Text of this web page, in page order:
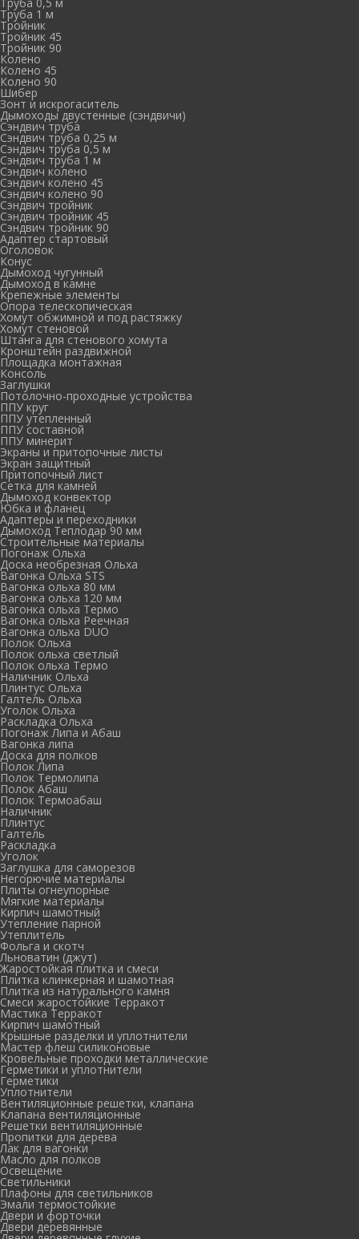
Труба 1 м
Тройник
Тройник 45
Тройник 90
Колено
Колено 45
Колено 90
Шибер
Зонт и искрогаситель
Дымоходы двустенные (сэндвичи)
Сэндвич труба
Сэндвич труба 0,25 м
Сэндвич труба 0,5 м
Сэндвич труба 1 м
Сэндвич колено
Сэндвич колено 45
Сэндвич колено 90
Сэндвич тройник
Сэндвич тройник 45
Сэндвич тройник 90
Адаптер стартовый
Оголовок
Конус
Дымоход чугунный
Дымоход в камне
Крепежные элементы
Опора телескопическая
Хомут обжимной и под растяжку
Хомут стеновой
Штанга для стенового хомута
Кронштейн раздвижной
Площадка монтажная
Консоль
Заглушки
Потолочно-проходные устройства
ППУ круг
ППУ утепленный
ППУ составной
ППУ минерит
Экраны и притопочные листы
Экран защитный
Притопочный лист
Сетка для камней
Дымоход конвектор
Юбка и фланец
Адаптеры и переходники
Дымоход Теплодар 90 мм
Cтроительные материалы
Погонаж Ольха
Доска необрезная Ольха
Вагонка Ольха STS
Вагонка ольха 80 мм
Вагонка ольха 120 мм
Вагонка ольха Термо
Вагонка ольха Реечная
Вагонка ольха DUO
Полок Ольха
Полок ольха светлый
Полок ольха Термо
Наличник Ольха
Плинтус Ольха
Галтель Ольха
Уголок Ольха
Раскладка Ольха
Погонаж Липа и Абаш
Вагонка липа
Доска для полков
Полок Липа
Полок Термолипа
Полок Абаш
Полок Термоабаш
Наличник
Плинтус
Галтель
Раскладка
Уголок
Заглушка для саморезов
Негорючие материалы
Плиты огнеупорные
Мягкие материалы
Кирпич шамотный
Утепление парной
Утеплитель
Фольга и скотч
Льноватин (джут)
Жаростойкая плитка и смеси
Плитка клинкерная и шамотная
Плитка из натурального камня
Смеси жаростойкие Терракот
Мастика Терракот
Кирпич шамотный
Крышные разделки и уплотнители
Мастер флеш силиконовые
Кровельные проходки металлические
Герметики и уплотнители
Герметики
Уплотнители
Вентиляционные решетки, клапана
Клапана вентиляционные
Решетки вентиляционные
Пропитки для дерева
Лак для вагонки
Масло для полков
Освещение
Светильники
Плафоны для светильников
Эмали термостойкие
Двери и форточки
Двери деревянные